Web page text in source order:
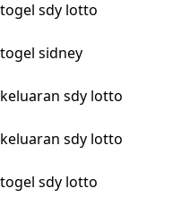
togel sdy lotto
togel sidney
keluaran sdy lotto
keluaran sdy lotto
togel sdy lotto